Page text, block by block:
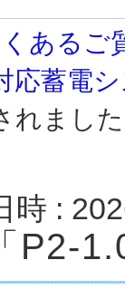
あるご
応蓄電
れまし
時 :
P2-